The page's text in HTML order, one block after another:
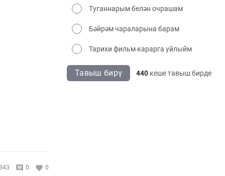
0 0
Туганнарым белән очрашам
Бәйрәм чараларына барам
Тарихи фильм карарга уйлыйм
Тавыш бирү 440 кеше тавыш бирде